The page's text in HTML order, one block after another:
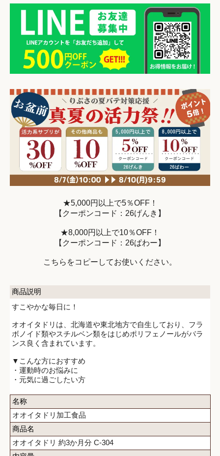
★5,000円以上で5％OFF！
【クーポンコード：26げんき】
★8,000円以上で10％OFF！
【クーポンコード：26ぱわー】
こちらをコピーしてお使いください。
商品説明
すこやかな毎日に！
オオイタドリは、北海道や東北地方で自生しており、フラ
ボノイド類やスチルベン類をはじめポリフェノールがバラ
ンス良く含まれています。
▼こんな方におすすめ
・運動時のお悩みに
・元気に過ごしたい方
名称
オオイタドリ加工食品
商品名
オオイタドリ 約3か月分 C-304